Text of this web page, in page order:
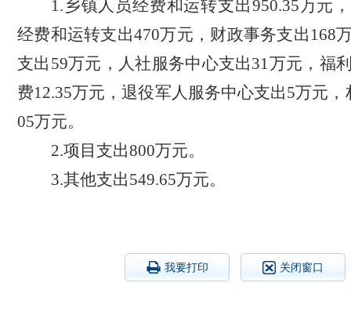
1.乡镇人员经费和运转支出950.35万元
经费和运转支出470万元，财政事务支出168
支出59万元，人社服务中心支出31万元，福
费12.35万元，退役军人服务中心支出5万元
05万元。
2.项目支出800万元。
3.其他支出549.65万元。
我要打印 关闭窗口